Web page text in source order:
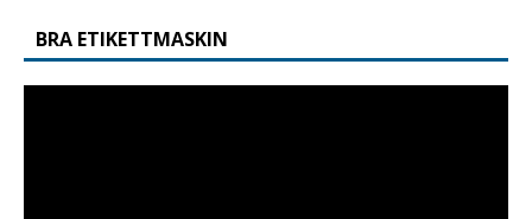
BRA ETIKETTMASKIN